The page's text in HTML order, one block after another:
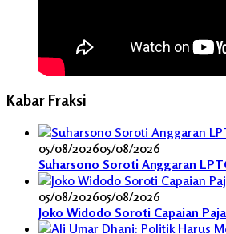
Kabar Fraksi
05/08/202605/08/2026
Suharsono Soroti Anggaran
05/08/202605/08/2026
Joko Widodo Soroti Capaian